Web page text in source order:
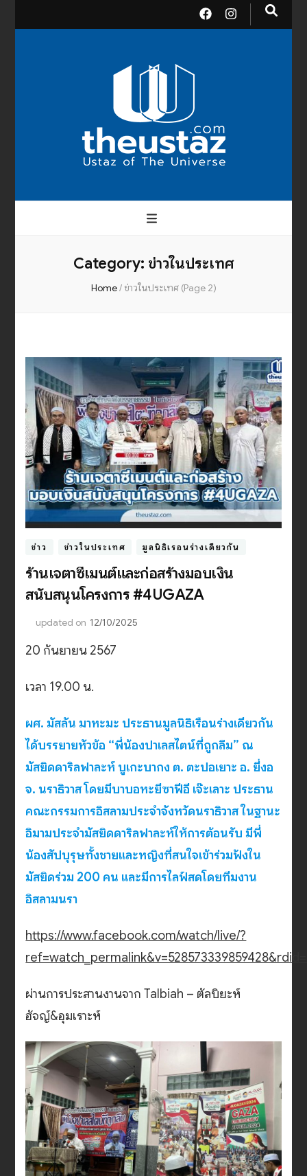
Category: ข่าวในประเทศ
Home/ ข่าวในประเทศ (Page 2)
ข่าว ข่าวในประเทศ มูลนิธิเรือนร่างเดียวกัน
ร้านเจตาซีเมนต์และก่อสร้างมอบเงิน
สนับสนุนโครงการ #4UGAZA
updated on 12/10/2025
20 กันยายน 2567
เวลา 19.00 น.
ผศ. มัสลัน มาหะมะ ประธานมูลนิธิเรือนร่างเดียวกัน
ได้บรรยายหัวข้อ “พี่น้องปาเลสไตน์ที่ถูกลืม” ณ
มัสยิดดาริลฟาละห์ บูเกะบากง ต. ตะปอเยาะ อ. ยี่งอ
จ. นราธิวาส โดยมีบาบอหะยีซาฟีอี เจ๊ะเลาะ ประธาน
คณะกรรมการอิสลามประจำจังหวัดนราธิวาส ในฐานะ
อิมามประจำมัสยิดดาริลฟาละห์ให้การต้อนรับ มีพี่
น้องสัปบุรุษทั้งชายและหญิงที่สนใจเข้าร่วมฟังใน
มัสยิดร่วม 200 คน และมีการไลฟ์สดโดยทีมงาน
อิสลามนรา
https://www.facebook.com/watch/live/?
ผ่านการประสานงานจาก Talbiah – ตัลบิยะห์
ฮัจญ์&อุมเราะห์